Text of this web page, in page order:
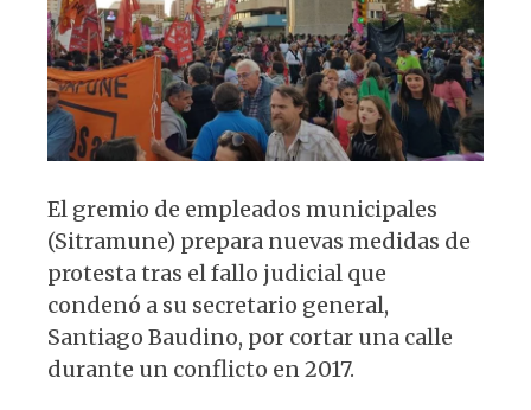
k
El gremio de empleados municipales
(Sitramune) prepara nuevas medidas de
protesta tras el fallo judicial que
condenó a su secretario general,
Santiago Baudino, por cortar una calle
durante un conflicto en 2017.